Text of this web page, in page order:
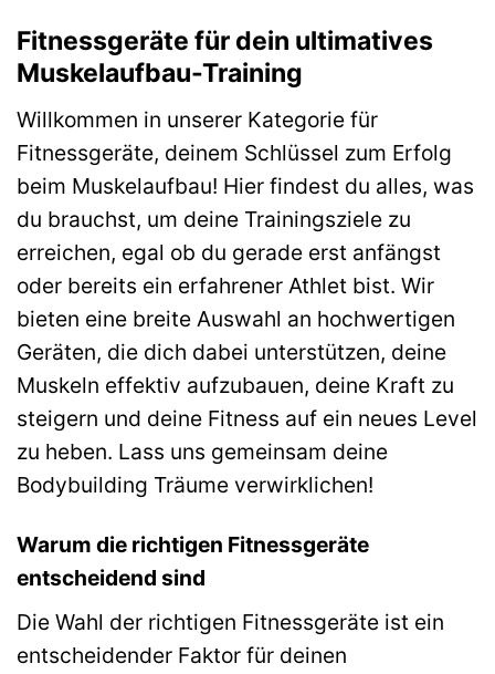
Fitnessgeräte für dein ultimatives
Muskelaufbau-Training
Willkommen in unserer Kategorie für
Fitnessgeräte, deinem Schlüssel zum Erfolg
beim Muskelaufbau! Hier findest du alles, was
du brauchst, um deine Trainingsziele zu
erreichen, egal ob du gerade erst anfängst
oder bereits ein erfahrener Athlet bist. Wir
bieten eine breite Auswahl an hochwertigen
Geräten, die dich dabei unterstützen, deine
Muskeln effektiv aufzubauen, deine Kraft zu
steigern und deine Fitness auf ein neues Level
zu heben. Lass uns gemeinsam deine
Bodybuilding Träume verwirklichen!
Warum die richtigen Fitnessgeräte
entscheidend sind
Die Wahl der richtigen Fitnessgeräte ist ein
entscheidender Faktor für deinen